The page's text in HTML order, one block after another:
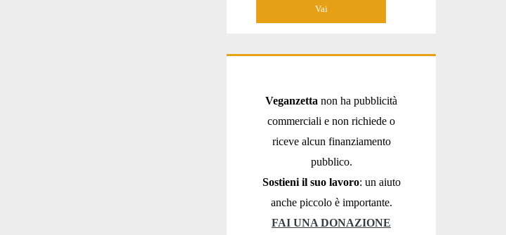
Veganzetta non ha pubblicità
commerciali e non richiede o
riceve alcun finanziamento
pubblico.
Sostieni il suo lavoro: un aiuto
anche piccolo è importante.
FAI UNA DONAZIONE